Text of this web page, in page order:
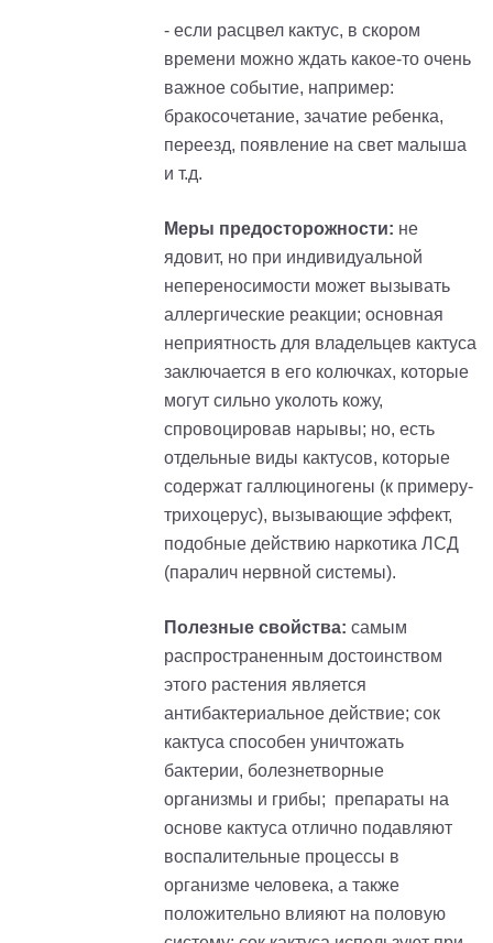
- если расцвел кактус, в скором
времени можно ждать какое-то очень
важное событие, например:
бракосочетание, зачатие ребенка,
переезд, появление на свет малыша
и т.д.
Меры предосторожности: не
ядовит, но при индивидуальной
непереносимости может вызывать
аллергические реакции; основная
неприятность для владельцев кактуса
заключается в его колючках, которые
могут сильно уколоть кожу,
спровоцировав нарывы; но, есть
отдельные виды кактусов, которые
содержат галлюциногены (к примеру-
трихоцерус), вызывающие эффект,
подобные действию наркотика ЛСД
(паралич нервной системы).
Полезные свойства: самым
распространенным достоинством
этого растения является
антибактериальное действие; сок
кактуса способен уничтожать
бактерии, болезнетворные
организмы и грибы; препараты на
основе кактуса отлично подавляют
воспалительные процессы в
организме человека, а также
положительно влияют на половую